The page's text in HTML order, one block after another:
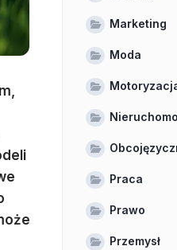
Marketing
Moda
Praca
Prawo
Przemysł